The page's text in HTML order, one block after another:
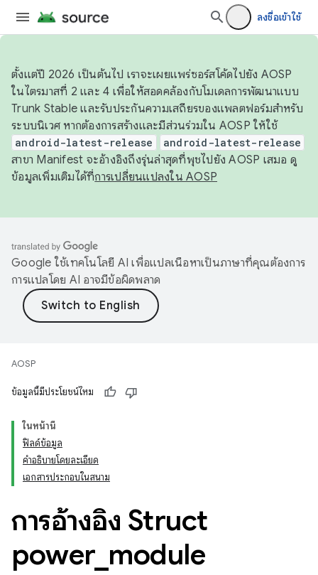
ลงชื่อเข้าใช้
ตั้งแต่ปี 2026 เป็นต้นไป เราจะเผยแพร่ซอร์สโค้ดไปยัง AOSP
ในไตรมาสที่ 2 และ 4 เพื่อให้สอดคล้องกับโมเดลการพัฒนาแบบ
Trunk Stable และรับประกันความเสถียรของแพลตฟอร์มสำหรับ
ระบบนิเวศ หากต้องการสร้างและมีส่วนร่วมใน AOSP ให้ใช้
android-latest-release android-latest-release
สาขา Manifest จะอ้างอิงถึงรุ่นล่าสุดที่พุชไปยัง AOSP เสมอ ดู
ข้อมูลเพิ่มเติมได้ที่การเปลี่ยนแปลงใน AOSP
Google ใช้เทคโนโลยี AI เพื่อแปลเนื้อหาเป็นภาษาที่คุณต้องการ
การแปลโดย AI อาจมีข้อผิดพลาด
AOSP
ข้อมูลนี้มีประโยชน์ไหม
ในหน้านี้
ฟิลด์ข้อมูล
คำอธิบายโดยละเอียด
เอกสารประกอบในสนาม
การอ้างอิง Struct
power_ module